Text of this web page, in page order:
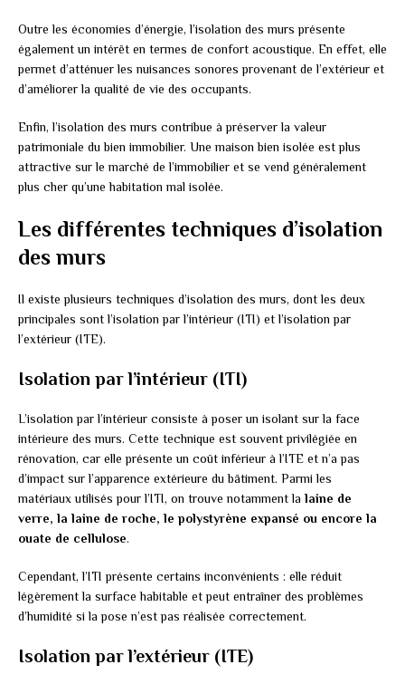
Outre les économies d’énergie, l’isolation des murs présente
également un intérêt en termes de confort acoustique. En effet, elle
permet d’atténuer les nuisances sonores provenant de l’extérieur et
d’améliorer la qualité de vie des occupants.
Enfin, l’isolation des murs contribue à préserver la valeur
patrimoniale du bien immobilier. Une maison bien isolée est plus
attractive sur le marché de l’immobilier et se vend généralement
plus cher qu’une habitation mal isolée.
Les différentes techniques d’isolation
des murs
Il existe plusieurs techniques d’isolation des murs, dont les deux
principales sont l’isolation par l’intérieur (ITI) et l’isolation par
l’extérieur (ITE).
Isolation par l’intérieur (ITI)
L’isolation par l’intérieur consiste à poser un isolant sur la face
intérieure des murs. Cette technique est souvent privilégiée en
rénovation, car elle présente un coût inférieur à l’ITE et n’a pas
d’impact sur l’apparence extérieure du bâtiment. Parmi les
matériaux utilisés pour l’ITI, on trouve notamment la laine de
verre, la laine de roche, le polystyrène expansé ou encore la
ouate de cellulose.
Cependant, l’ITI présente certains inconvénients : elle réduit
légèrement la surface habitable et peut entraîner des problèmes
d’humidité si la pose n’est pas réalisée correctement.
Isolation par l’extérieur (ITE)